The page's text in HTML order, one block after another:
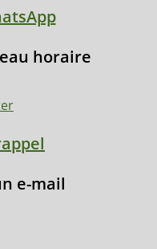
horaire
e-mail